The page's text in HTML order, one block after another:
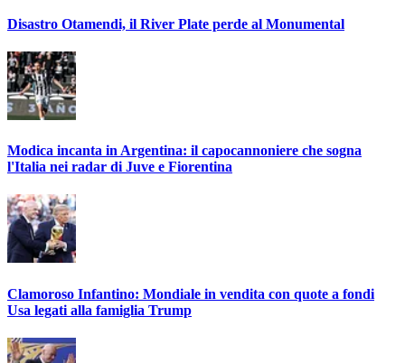
Disastro Otamendi, il River Plate perde al Monumental
Modica incanta in Argentina: il capocannoniere che sogna
l'Italia nei radar di Juve e Fiorentina
Clamoroso Infantino: Mondiale in vendita con quote a fondi
Usa legati alla famiglia Trump